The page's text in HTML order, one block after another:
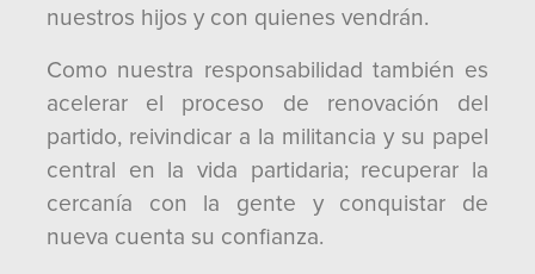
nuestros hijos y con quienes vendrán.
Como nuestra responsabilidad también es
acelerar el proceso de renovación del
partido, reivindicar a la militancia y su papel
central en la vida partidaria; recuperar la
cercanía con la gente y conquistar de
nueva cuenta su confianza.